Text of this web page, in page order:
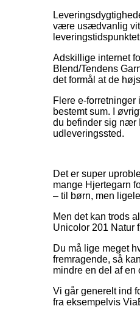
være usædvanlig
Adskillige internet
Blend/Tendens
det formål at de
Flere e-
bestemt sum. I
du befinder sig nær
udleveringssted.
Det er super
mange Hjertegarn
– til børn, men
Men det kan trods
Unicolor 201 Natur
Du må lige meget
fremragende, så
mindre en del af
Vi går generelt ind
fra eksempelvis